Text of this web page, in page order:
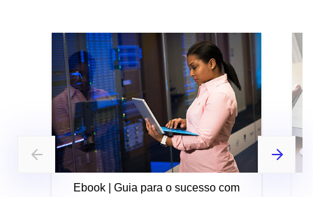
Ebook | Guia para o sucesso com